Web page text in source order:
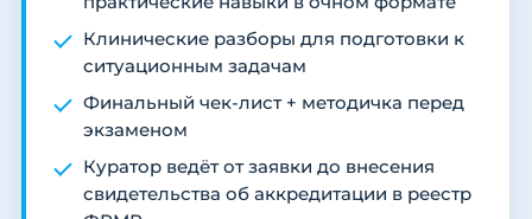
Клинические разборы для подготовки к
ситуационным задачам
Финальный чек-лист + методичка перед
экзаменом
Куратор ведёт от заявки до внесения
свидетельства об аккредитации в реестр